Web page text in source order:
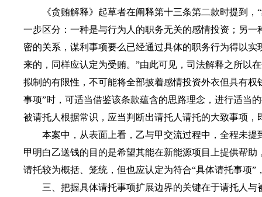
《贪贿解释》起草者在阐释第十三条第二款时提到，“
一步区分：一种是与行为人的职务无关的感情投资；另
密的关系，谋利事项要么已经通过具体的职务行为得以
来的，同样应认定为受贿。”由此可见，司法解释之所以
拟制的有限性，不可能将全部披着感情投资外衣但具有
事项”时，可适当借鉴该条款蕴含的思路理念，进行适当
被请托人根据常识，应当判断出请托人请托的大致事项，
本案中，从表面上看，乙与甲交流过程中，全程未提
甲明白乙送钱的目的是希望其能在新能源项目上提供帮
请托较为概括、笼统，但也应认定为符合“具体请托事项”
三、把握具体请托事项扩展边界的关键在于请托人与